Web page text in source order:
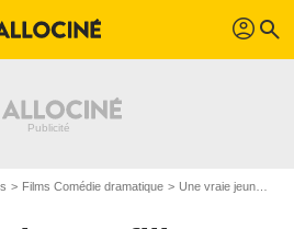
profil search
Films Comédie dramatique Une vraie jeune fille